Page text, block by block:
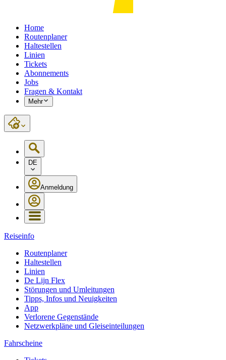
Home
Routenplaner
Haltestellen
Linien
Tickets
Abonnements
Jobs
Fragen & Kontakt
Mehr
DE
Anmeldung
Reiseinfo
Routenplaner
Haltestellen
Linien
De Lijn Flex
Störungen und Umleitungen
Tipps, Infos und Neuigkeiten
App
Verlorene Gegenstände
Netzwerkpläne und Gleiseinteilungen
Fahrscheine